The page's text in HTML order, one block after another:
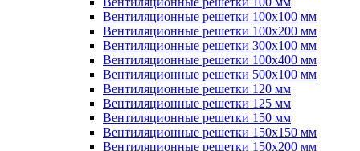
Вентиляционные решетки 100х100 мм
Вентиляционные решетки 100х200 мм
Вентиляционные решетки 300х100 мм
Вентиляционные решетки 100х400 мм
Вентиляционные решетки 500х100 мм
Вентиляционные решетки 120 мм
Вентиляционные решетки 125 мм
Вентиляционные решетки 150 мм
Вентиляционные решетки 150х150 мм
Вентиляционные решетки 150х200 мм